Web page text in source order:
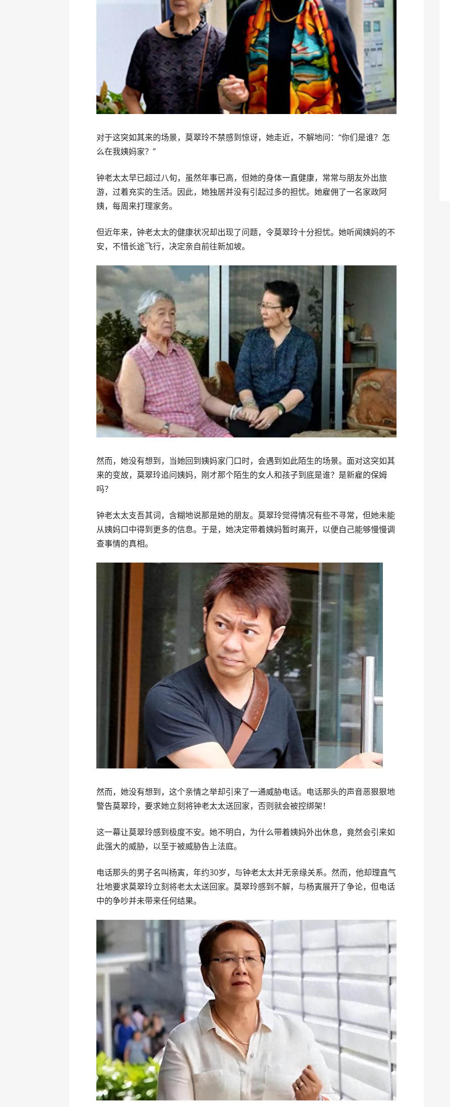
对于这突如其来的场景，莫翠玲不禁感到惊讶，她走近，不解地问：“你们是谁？怎
么在我姨妈家？”
钟老太太早已超过八旬，虽然年事已高，但她的身体一直健康，常常与朋友外出旅
游，过着充实的生活。因此，她独居并没有引起过多的担忧。她雇佣了一名家政阿
姨，每周来打理家务。
但近年来，钟老太太的健康状况却出现了问题，令莫翠玲十分担忧。她听闻姨妈的不
安，不惜长途飞行，决定亲自前往新加坡。
然而，她没有想到，当她回到姨妈家门口时，会遇到如此陌生的场景。面对这突如其
来的变故，莫翠玲追问姨妈，刚才那个陌生的女人和孩子到底是谁？是新雇的保姆
吗？
钟老太太支吾其词，含糊地说那是她的朋友。莫翠玲觉得情况有些不寻常，但她未能
从姨妈口中得到更多的信息。于是，她决定带着姨妈暂时离开，以便自己能够慢慢调
查事情的真相。
然而，她没有想到，这个亲情之举却引来了一通威胁电话。电话那头的声音恶狠狠地
警告莫翠玲，要求她立刻将钟老太太送回家，否则就会被控绑架！
这一幕让莫翠玲感到极度不安。她不明白，为什么带着姨妈外出休息，竟然会引来如
此强大的威胁，以至于被威胁告上法庭。
电话那头的男子名叫杨寅，年约30岁，与钟老太太并无亲缘关系。然而，他却理直气
壮地要求莫翠玲立刻将老太太送回家。莫翠玲感到不解，与杨寅展开了争论，但电话
中的争吵并未带来任何结果。